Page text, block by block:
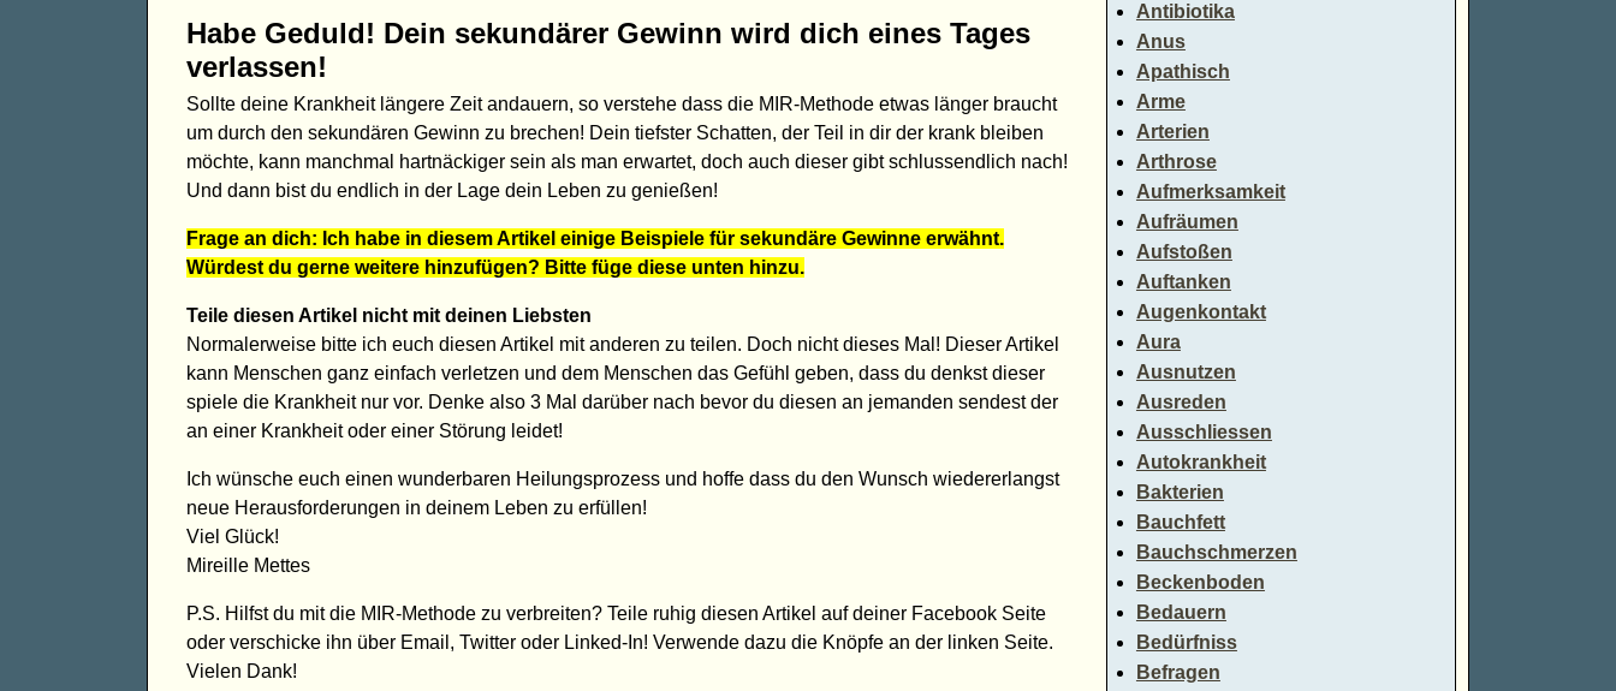
Habe Geduld! Dein sekundärer Gewinn wird dich eines Tages
verlassen!
Sollte deine Krankheit längere Zeit andauern, so verstehe dass die MIR-Methode etwas länger braucht
um durch den sekundären Gewinn zu brechen! Dein tiefster Schatten, der Teil in dir der krank bleiben
möchte, kann manchmal hartnäckiger sein als man erwartet, doch auch dieser gibt schlussendlich nach!
Und dann bist du endlich in der Lage dein Leben zu genießen!
Frage an dich: Ich habe in diesem Artikel einige Beispiele für sekundäre Gewinne erwähnt.
Würdest du gerne weitere hinzufügen? Bitte füge diese unten hinzu.
Teile diesen Artikel nicht mit deinen Liebsten
Normalerweise bitte ich euch diesen Artikel mit anderen zu teilen. Doch nicht dieses Mal! Dieser Artikel
kann Menschen ganz einfach verletzen und dem Menschen das Gefühl geben, dass du denkst dieser
spiele die Krankheit nur vor. Denke also 3 Mal darüber nach bevor du diesen an jemanden sendest der
an einer Krankheit oder einer Störung leidet!
Ich wünsche euch einen wunderbaren Heilungsprozess und hoffe dass du den Wunsch wiedererlangst
neue Herausforderungen in deinem Leben zu erfüllen!
Viel Glück!
Mireille Mettes
P.S. Hilfst du mit die MIR-Methode zu verbreiten? Teile ruhig diesen Artikel auf deiner Facebook Seite
oder verschicke ihn über Email, Twitter oder Linked-In! Verwende dazu die Knöpfe an der linken Seite.
Vielen Dank!
Antibiotika
Anus
Apathisch
Arme
Arterien
Arthrose
Aufmerksamkeit
Aufräumen
Aufstoßen
Auftanken
Augenkontakt
Aura
Ausnutzen
Ausreden
Ausschliessen
Autokrankheit
Bakterien
Bauchfett
Bauchschmerzen
Beckenboden
Bedauern
Bedürfniss
Befragen